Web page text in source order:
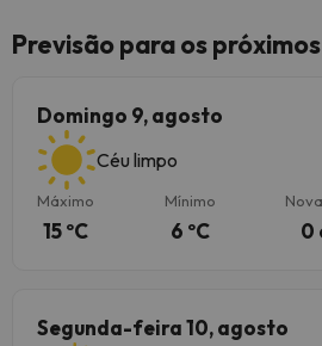
Previsão para os
Domingo 9, agosto
Céu limpo
Máximo
15 ºC
Mínimo
6 ºC 0
Segunda-feira 10, agosto